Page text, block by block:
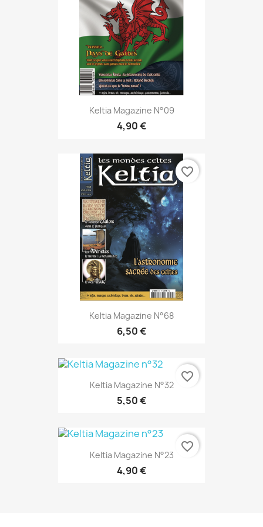
Keltia Magazine N°09
4,90 €
Keltia Magazine N°68
6,50 €
favorite_border
Keltia Magazine N°32
5,50 €
favorite_border
Keltia Magazine N°23
4,90 €
favorite_border